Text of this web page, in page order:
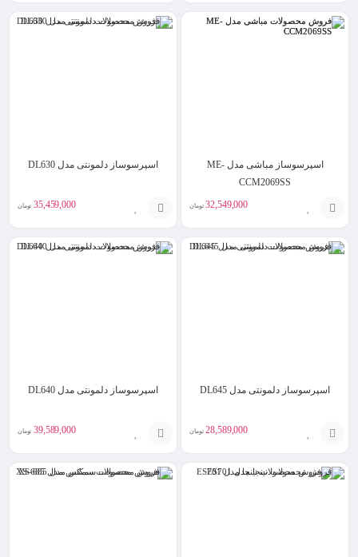
به
به
اسپرسوساز مباشی مدل ME-
CCM2069SS
32,549,000 تومان
به
اسپرسوساز دلمونتی مدل DL630
35,459,000 تومان
به
اسپرسوساز دلمونتی مدل DL645
28,589,000 تومان
به
اسپرسوساز دلمونتی مدل DL640
39,589,000 تومان
به